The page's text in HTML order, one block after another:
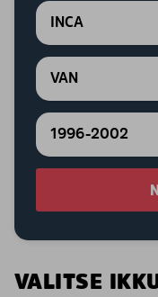
INCA
VAN
1996-2002
VALITSE